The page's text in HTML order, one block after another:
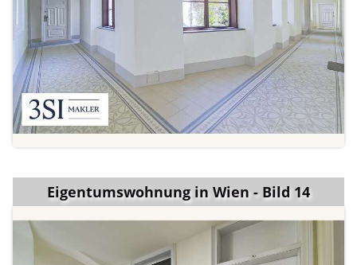
Eigentumswohnung in Wien - Bild 14